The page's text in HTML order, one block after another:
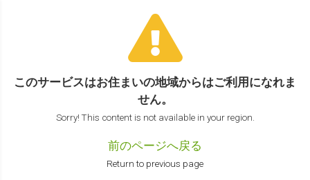
このサービスはお住まいの地域からはご利用になれま
せん。
Sorry! This content is not available in your region.
前のページへ戻る
Return to previous page